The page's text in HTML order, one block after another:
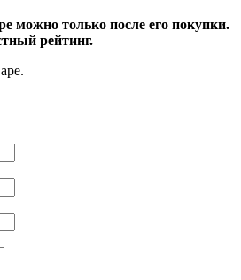
можно только после его покупки.
рейтинг.